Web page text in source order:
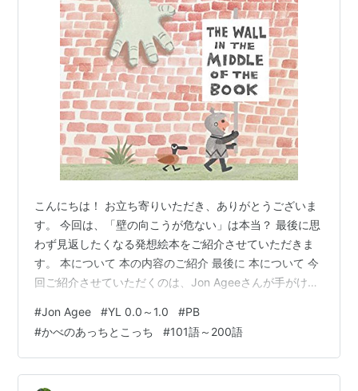
こんにちは！ お立ち寄りいただき、ありがとうございま
す。 今回は、「壁の向こうが危ない」は本当？ 最後に思
わず見返したくなる発想絵本をご紹介させていただきま
す。 本について 本の内容のご紹介 最後に 本について 今
回ご紹介させていただくのは、Jon Ageeさんが手がけた
0.4～0.6程度 語数は156語の本です。 The Wall in the
Middle of the Book 作者:Agee, Jon WordUnited
Amazon 本の内容のご紹介 ページを開くと、絵本の真ん
中には天井まで…
#Jon Agee #YL 0.0～1.0 #PB
#かべのあっちとこっち #101語～200語